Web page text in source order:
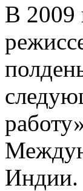
В 2009
Индии.